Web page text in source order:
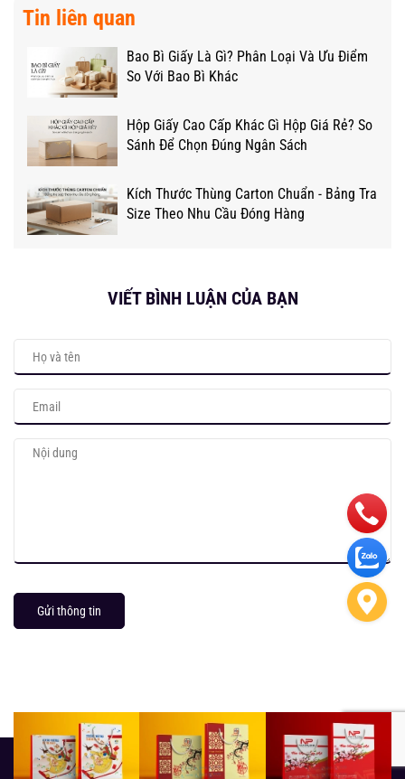
Tin liên quan
Bao Bì Giấy Là Gì? Phân Loại Và Ưu Điểm
So Với Bao Bì Khác
Hộp Giấy Cao Cấp Khác Gì Hộp Giá Rẻ? So
Sánh Để Chọn Đúng Ngân Sách
Kích Thước Thùng Carton Chuẩn - Bảng Tra
Size Theo Nhu Cầu Đóng Hàng
VIẾT BÌNH LUẬN CỦA BẠN
Gửi thông tin